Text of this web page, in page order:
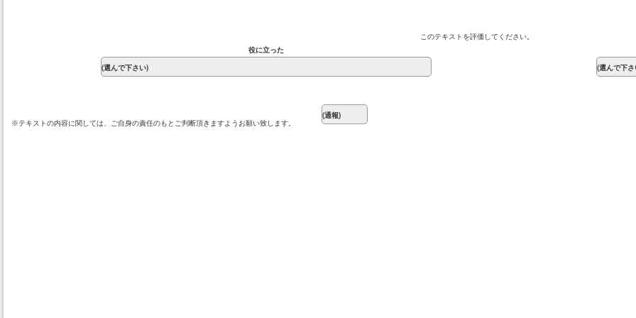
このテキストを評価してください。
役に立った
※テキストの内容に関しては、ご自身の責任のもとご判断頂きますようお願い致します。